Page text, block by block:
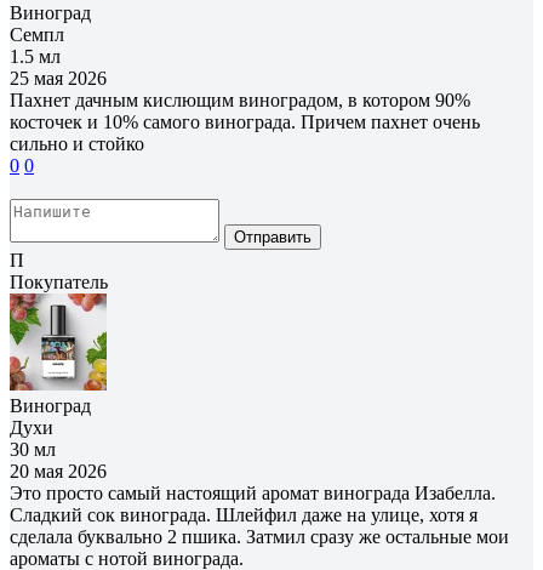
Виноград
Семпл
1.5 мл
25 мая 2026
Пахнет дачным кислющим виноградом, в котором 90%
косточек и 10% самого винограда. Причем пахнет очень
сильно и стойко
0 0
Отправить
П
Покупатель
Виноград
Духи
30 мл
20 мая 2026
Это просто самый настоящий аромат винограда Изабелла.
Сладкий сок винограда. Шлейфил даже на улице, хотя я
сделала буквально 2 пшика. Затмил сразу же остальные мои
ароматы с нотой винограда.